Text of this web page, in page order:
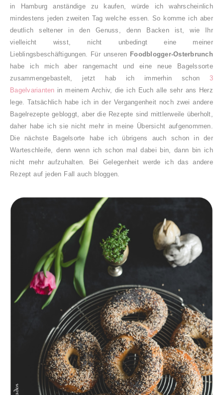
in Hamburg anständige zu kaufen, würde ich wahrscheinlich
mindestens jeden zweiten Tag welche essen. So komme ich aber
deutlich seltener in den Genuss, denn Backen ist, wie Ihr
vielleicht wisst, nicht unbedingt eine meiner
Lieblingsbeschäftigungen. Für unseren Foodblogger-Osterbrunch
habe ich mich aber rangemacht und eine neue Bagelssorte
zusammengebastelt, jetzt hab ich immerhin schon 3
Bagelvarianten in meinem Archiv, die ich Euch alle sehr ans Herz
lege. Tatsächlich habe ich in der Vergangenheit noch zwei andere
Bagelrezepte gebloggt, aber die Rezepte sind mittlerweile überholt,
daher habe ich sie nicht mehr in meine Übersicht aufgenommen.
Die nächste Bagelsorte habe ich übrigens auch schon in der
Warteschleife, denn wenn ich schon mal dabei bin, dann bin ich
nicht mehr aufzuhalten. Bei Gelegenheit werde ich das andere
Rezept auf jeden Fall auch bloggen.